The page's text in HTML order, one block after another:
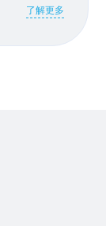
了解更多